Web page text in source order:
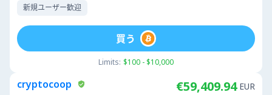
新規ユーザー歓迎
Limits: $100 - $10,000
買う
cryptocoop €59,409.94 EUR